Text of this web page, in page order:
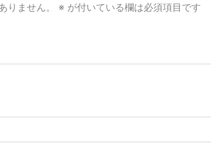
りません。 ※ が付いている欄は必須項目です